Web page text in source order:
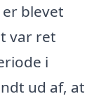
blevet
var ret
i
ud af, at